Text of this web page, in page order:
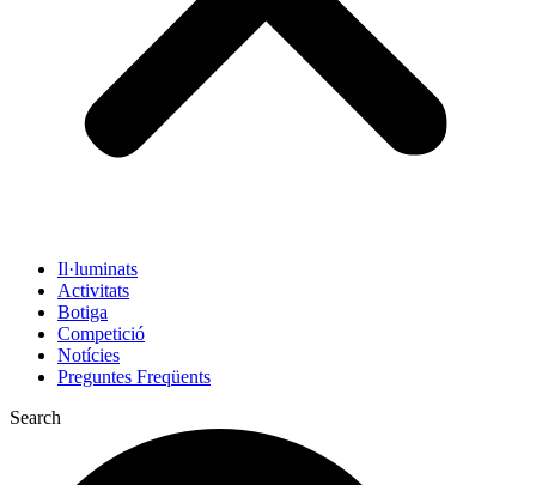
Il·luminats
Activitats
Botiga
Competició
Notícies
Preguntes Freqüents
Search